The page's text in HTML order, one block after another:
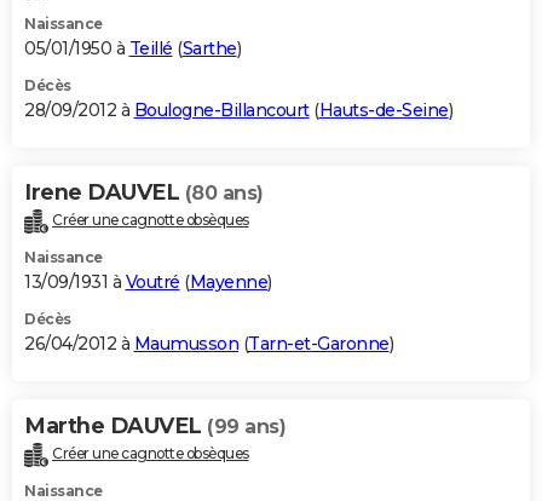
Naissance
05/01/1950 à Teillé (Sarthe)
Décès
28/09/2012 à Boulogne-Billancourt(Hauts-de-Seine)
Irene DAUVEL (80 ans)
Créer une cagnotte obsèques
Naissance
13/09/1931 à Voutré (Mayenne)
Décès
26/04/2012 à Maumusson (Tarn-et-Garonne)
Marthe DAUVEL (99 ans)
Créer une cagnotte obsèques
Naissance